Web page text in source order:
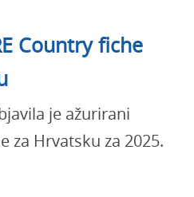
Country fiche
je ažurirani
za Hrvatsku za 2025.